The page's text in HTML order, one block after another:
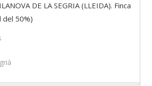
DE LA SEGRIA (LLEIDA). Finca
del 50%)